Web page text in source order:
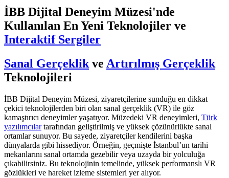
İBB Dijital Deneyim Müzesi'nde
Kullanılan En Yeni Teknolojiler ve
Interaktif Sergiler
Sanal Gerçeklik ve Artırılmış Gerçeklik
Teknolojileri
İBB Dijital Deneyim Müzesi, ziyaretçilerine sunduğu en dikkat
çekici teknolojilerden biri olan sanal gerçeklik (VR) ile göz
kamaştırıcı deneyimler yaşatıyor. Müzedeki VR deneyimleri, Türk
yazılımcılartarafından geliştirilmiş ve yüksek çözünürlükte sanal
ortamlar sunuyor. Bu sayede, ziyaretçiler kendilerini başka
dünyalarda gibi hissediyor. Örneğin, geçmişte İstanbul’un tarihi
mekanlarını sanal ortamda gezebilir veya uzayda bir yolculuğa
çıkabilirsiniz. Bu teknolojinin temelinde, yüksek performanslı VR
gözlükleri ve hareket izleme sistemleri yer alıyor.